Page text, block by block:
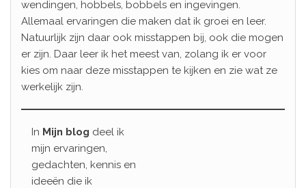
wendingen, hobbels, bobbels en ingevingen.
Allemaal ervaringen die maken dat ik groei en leer.
Natuurlijk zijn daar ook misstappen bij, ook die mogen
er zijn. Daar leer ik het meest van, zolang ik er voor
kies om naar deze misstappen te kijken en zie wat ze
werkelijk zijn.
In Mijn blog deel ik
mijn ervaringen,
gedachten, kennis en
ideeën die ik